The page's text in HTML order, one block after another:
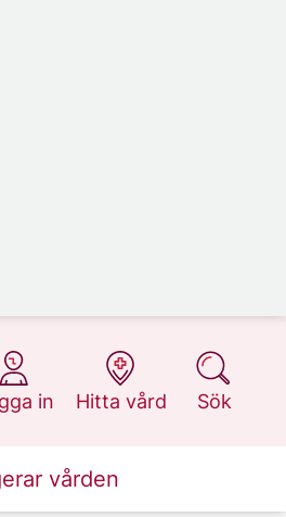
in
Hitta vård
på 1177.se
Sök
på 1177.se
vården